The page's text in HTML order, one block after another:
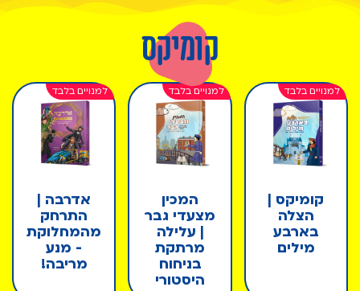
קומיקס
קומיקס |
הצלה
בארבע
מילים
המכין
מצעדי גבר
| עלילה
מרתקת
בניחוח
היסטורי
אדרבה |
התרחק
מהמחלוקת
- מנע
מריבה!